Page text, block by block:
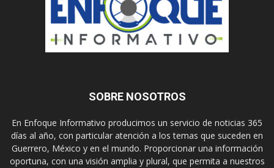
SOBRE NOSOTROS
En Enfoque Informativo producimos un servicio de noticias 365
días al año, con particular atención a los temas que suceden en
Guerrero, México y en el mundo. Proporcionar una información
oportuna, con una visión amplia y plural, que permita a nuestros